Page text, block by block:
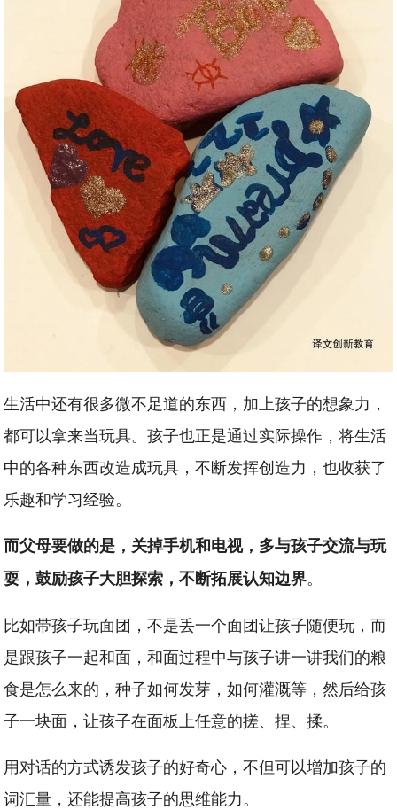
生活中还有很多微不足道的东西，加上孩子的想象力，
都可以拿来当玩具。孩子也正是通过实际操作，将生活
中的各种东西改造成玩具，不断发挥创造力，也收获了
乐趣和学习经验。
而父母要做的是，关掉手机和电视，多与孩子交流与玩
耍，鼓励孩子大胆探索，不断拓展认知边界。
比如带孩子玩面团，不是丢一个面团让孩子随便玩，而
是跟孩子一起和面，和面过程中与孩子讲一讲我们的粮
食是怎么来的，种子如何发芽，如何灌溉等，然后给孩
子一块面，让孩子在面板上任意的搓、捏、揉。
用对话的方式诱发孩子的好奇心，不但可以增加孩子的
词汇量，还能提高孩子的思维能力。